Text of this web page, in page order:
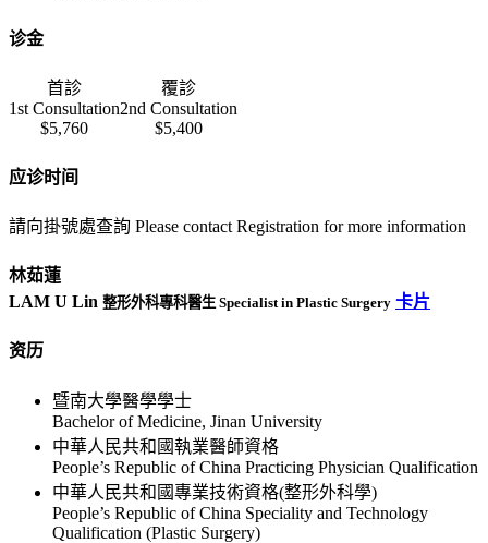
诊金
首診
1st Consultation
覆診
2nd Consultation
$5,760
$5,400
应诊时间
請向掛號處查詢 Please contact Registration for more information
林茹蓮
LAM U Lin 整形外科專科醫生 Specialist in Plastic Surgery 卡片
资历
暨南大學醫學學士
Bachelor of Medicine, Jinan University
中華人民共和國執業醫師資格
People’s Republic of China Practicing Physician Qualification
中華人民共和國專業技術資格(整形外科學)
People’s Republic of China Speciality and Technology
Qualification (Plastic Surgery)